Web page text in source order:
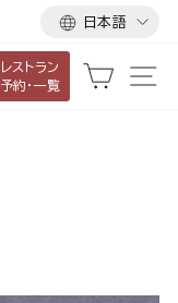
言
語
日本語
レストラン
予約・一覧
カート